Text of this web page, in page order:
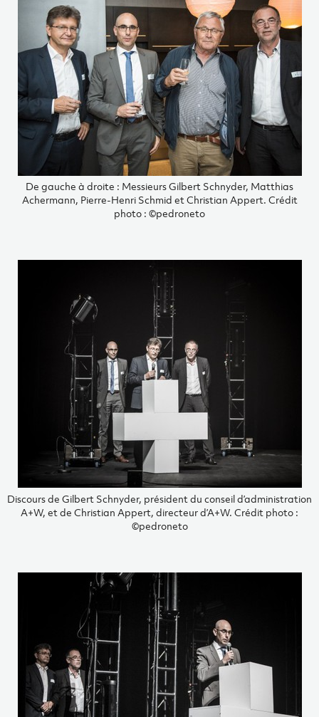
De gauche à droite : Messieurs Gilbert Schnyder, Matthias
Achermann, Pierre-Henri Schmid et Christian Appert. Crédit
photo : ©pedroneto
Discours de Gilbert Schnyder, président du conseil d’administration
A+W, et de Christian Appert, directeur d’A+W. Crédit photo :
©pedroneto